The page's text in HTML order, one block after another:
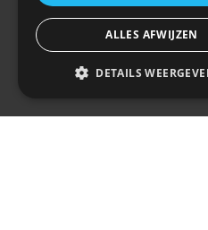
Contact
info@rrparts.nl
ALLES AFWIJZEN
DETAILS